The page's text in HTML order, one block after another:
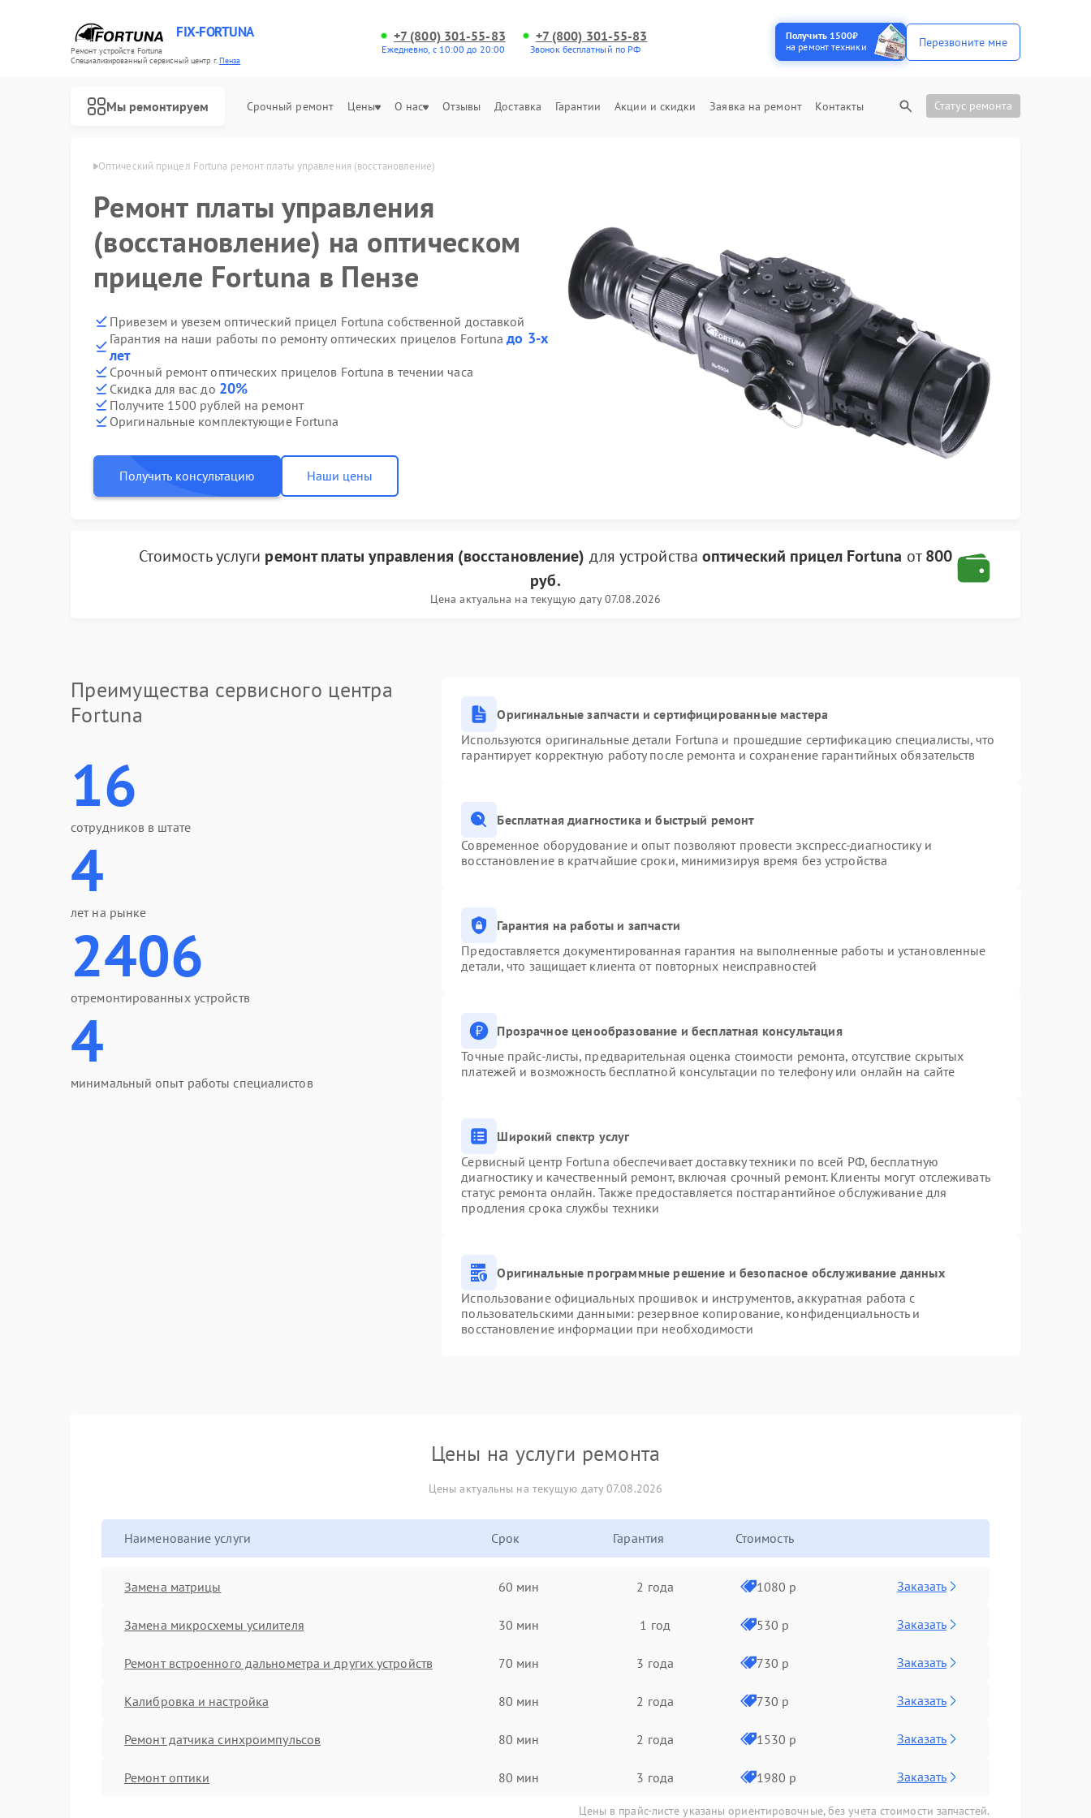
FIX-FORTUNA
Ремонт устройств Fortuna
Специализированный cервисный центр г.Пенза
+7 (800) 301-55-83
Ежедневно, с 10:00 до 20:00
+7 (800) 301-55-83
Звонок бесплатный по РФ
Получить 1500₽
на ремонт техники
Перезвоните мне
Мы ремонтируем Срочный ремонт Цены О нас Отзывы Доставка Гарантии Акции и скидки Заявка на ремонт Контакты Статус ремонта
Оптический прицел Fortuna ремонт платы управления (восстановление)
Ремонт платы управления
(восстановление) на оптическом
прицеле Fortuna в Пензе
Привезем и увезем оптический прицел Fortuna собственной доставкой
Гарантия на наши работы по ремонту оптических прицелов Fortunaдо 3-х
лет
Срочный ремонт оптических прицелов Fortuna в течении часа
Скидка для вас до 20%
Получите 1500 рублей на ремонт
Оригинальные комплектующие Fortuna
Получить консультацию Наши цены
Стоимость услуги ремонт платы управления (восстановление) для устройстваоптический прицел Fortuna от800
руб.
Цена актуальна на текущую дату 07.08.2026
Преимущества сервисного центра
Fortuna
16
сотрудников в штате
4
лет на рынке
2406
отремонтированных устройств
4
минимальный опыт работы специалистов
Оригинальные запчасти и сертифицированные мастера
Используются оригинальные детали Fortuna и прошедшие сертификацию специалисты, что
гарантирует корректную работу после ремонта и сохранение гарантийных обязательств
Бесплатная диагностика и быстрый ремонт
Современное оборудование и опыт позволяют провести экспресс-диагностику и
восстановление в кратчайшие сроки, минимизируя время без устройства
Гарантия на работы и запчасти
Предоставляется документированная гарантия на выполненные работы и установленные
детали, что защищает клиента от повторных неисправностей
Прозрачное ценообразование и бесплатная консультация
Точные прайс-листы, предварительная оценка стоимости ремонта, отсутствие скрытых
платежей и возможность бесплатной консультации по телефону или онлайн на сайте
Широкий спектр услуг
Сервисный центр Fortuna обеспечивает доставку техники по всей РФ, бесплатную
диагностику и качественный ремонт, включая срочный ремонт. Клиенты могут отслеживать
статус ремонта онлайн. Также предоставляется постгарантийное обслуживание для
продления срока службы техники
Оригинальные программные решение и безопасное обслуживание данных
Использование официальных прошивок и инструментов, аккуратная работа с
пользовательскими данными: резервное копирование, конфиденциальность и
восстановление информации при необходимости
Цены на услуги ремонта
Цены актуальны на текущую дату 07.08.2026
Наименование услуги Срок Гарантия Стоимость
Замена матрицы 60 мин 2 года 1080 р Заказать
Замена микросхемы усилителя 30 мин 1 год 530 р Заказать
Ремонт встроенного дальнометра и других устройств 70 мин 3 года 730 р Заказать
Калибровка и настройка 80 мин 2 года 730 р Заказать
Ремонт датчика синхроимпульсов 80 мин 2 года 1530 р Заказать
Ремонт оптики 80 мин 3 года 1980 р Заказать
Цены в прайс-листе указаны ориентировочные, без учета стоимости запчастей.